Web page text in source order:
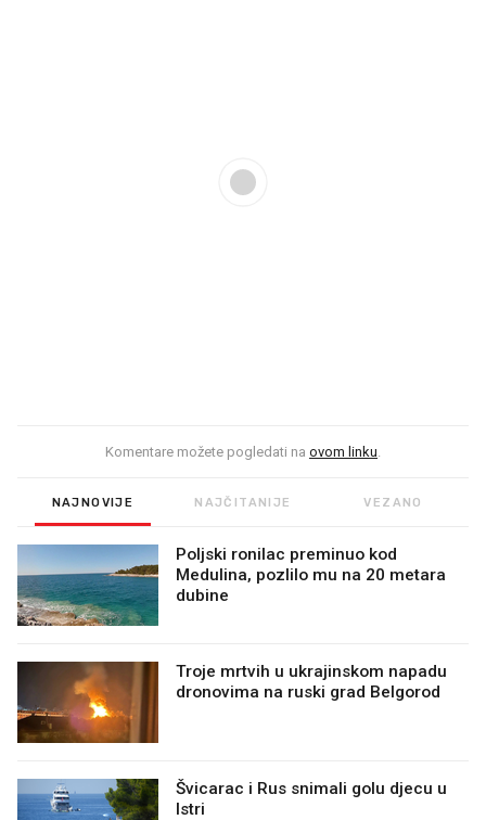
Komentare možete pogledati na ovom linku.
NAJNOVIJE NAJČITANIJE VEZANO
Poljski ronilac preminuo kod
Medulina, pozlilo mu na 20 metara
dubine
Troje mrtvih u ukrajinskom napadu
dronovima na ruski grad Belgorod
Švicarac i Rus snimali golu djecu u
Istri